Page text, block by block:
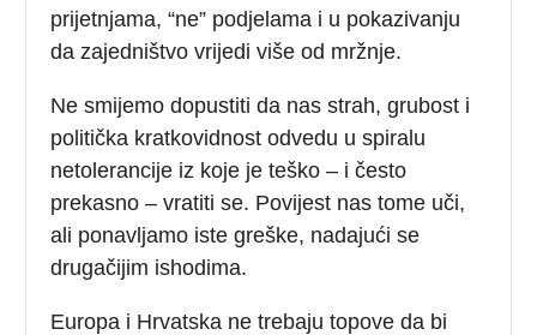
prijetnjama, “ne” podjelama i u pokazivanju
da zajedništvo vrijedi više od mržnje.
Ne smijemo dopustiti da nas strah, grubost i
politička kratkovidnost odvedu u spiralu
netolerancije iz koje je teško – i često
prekasno – vratiti se. Povijest nas tome uči,
ali ponavljamo iste greške, nadajući se
drugačijim ishodima.
Europa i Hrvatska ne trebaju topove da bi